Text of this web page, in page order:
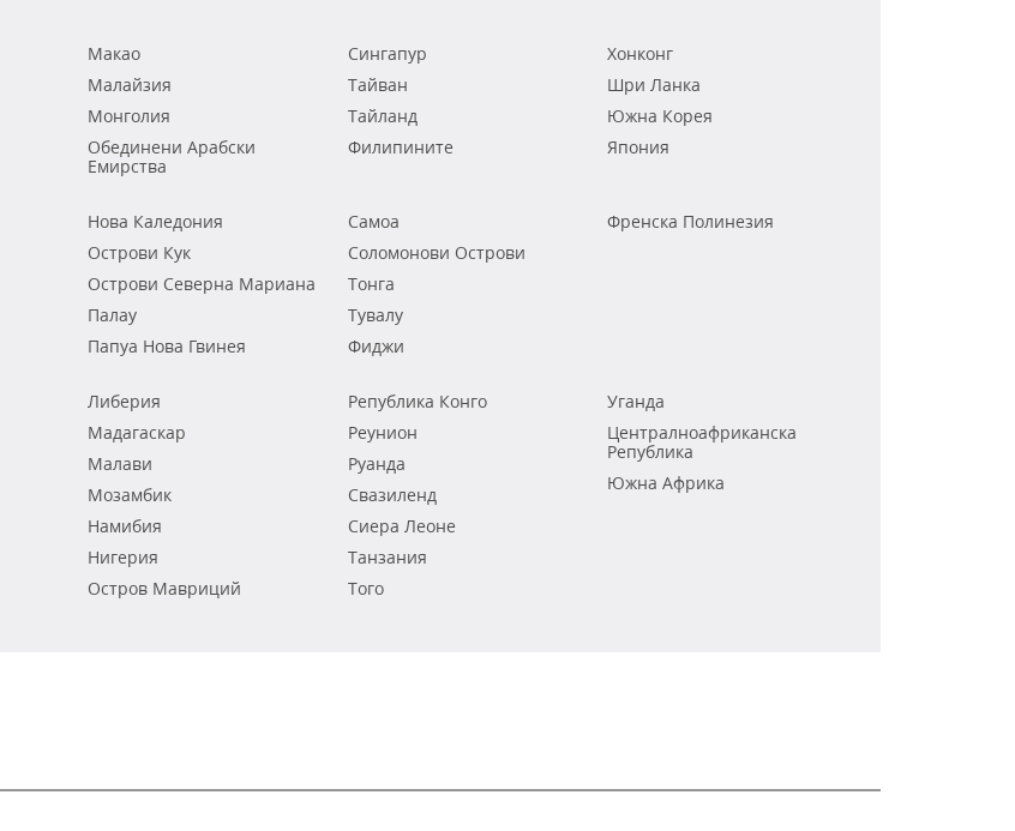
Макао
Малайзия
Монголия
Обединени Арабски
Емирства
Сингапур
Тайван
Тайланд
Филипините
Хонконг
Шри Ланка
Южна Корея
Япония
Нова Каледония
Острови Кук
Острови Северна Мариана
Палау
Папуа Нова Гвинея
Самоа
Соломонови Острови
Тонга
Тувалу
Фиджи
Френска Полинезия
Либерия
Мадагаскар
Малави
Мозамбик
Намибия
Нигерия
Остров Мавриций
Република Конго
Реунион
Руанда
Свазиленд
Сиера Леоне
Танзания
Того
Уганда
Централноафриканска
Република
Южна Африка